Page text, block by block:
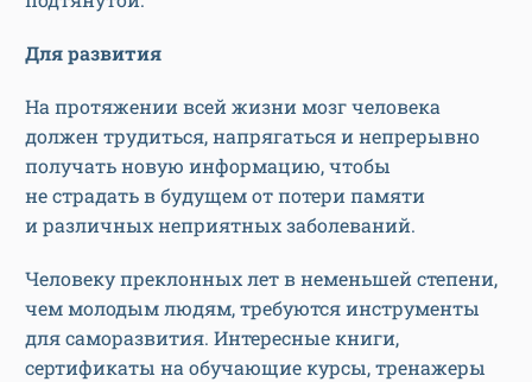
Для развития
На протяжении всей жизни мозг человека
должен трудиться, напрягаться и непрерывно
получать новую информацию, чтобы
не страдать в будущем от потери памяти
и различных неприятных заболеваний.
Человеку преклонных лет в неменьшей степени,
чем молодым людям, требуются инструменты
для саморазвития. Интересные книги,
сертификаты на обучающие курсы, тренажеры